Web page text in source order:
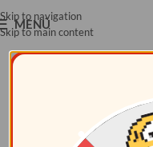
Skip to navigation
Skip to main content
MENÚ